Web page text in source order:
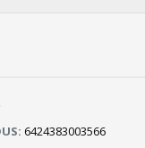
6424383003566